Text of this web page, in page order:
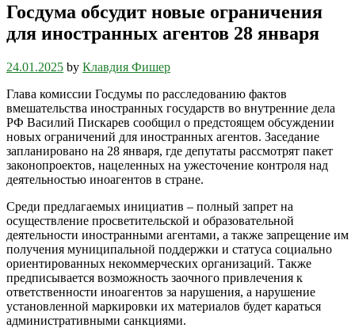
Госдума обсудит новые ограничения
для иностранных агентов 28 января
24.01.2025 by Клавдия Фишер
Глава комиссии Госдумы по расследованию фактов
вмешательства иностранных государств во внутренние дела
РФ Василий Пискарев сообщил о предстоящем обсуждении
новых ограничений для иностранных агентов. Заседание
запланировано на 28 января, где депутаты рассмотрят пакет
законопроектов, нацеленных на ужесточение контроля над
деятельностью иноагентов в стране.
Среди предлагаемых инициатив – полный запрет на
осуществление просветительской и образовательной
деятельности иностранными агентами, а также запрещение им
получения муниципальной поддержки и статуса социально
ориентированных некоммерческих организаций. Также
предписывается возможность заочного привлечения к
ответственности иноагентов за нарушения, а нарушение
установленной маркировки их материалов будет караться
административными санкциями.